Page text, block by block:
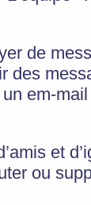
de
des
em-
et
ou